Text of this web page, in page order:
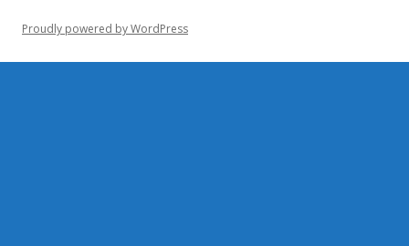
Proudly powered by WordPress